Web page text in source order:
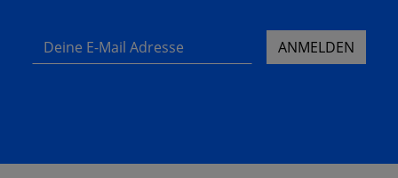
Deine E-Mail Adresse ANMELDEN